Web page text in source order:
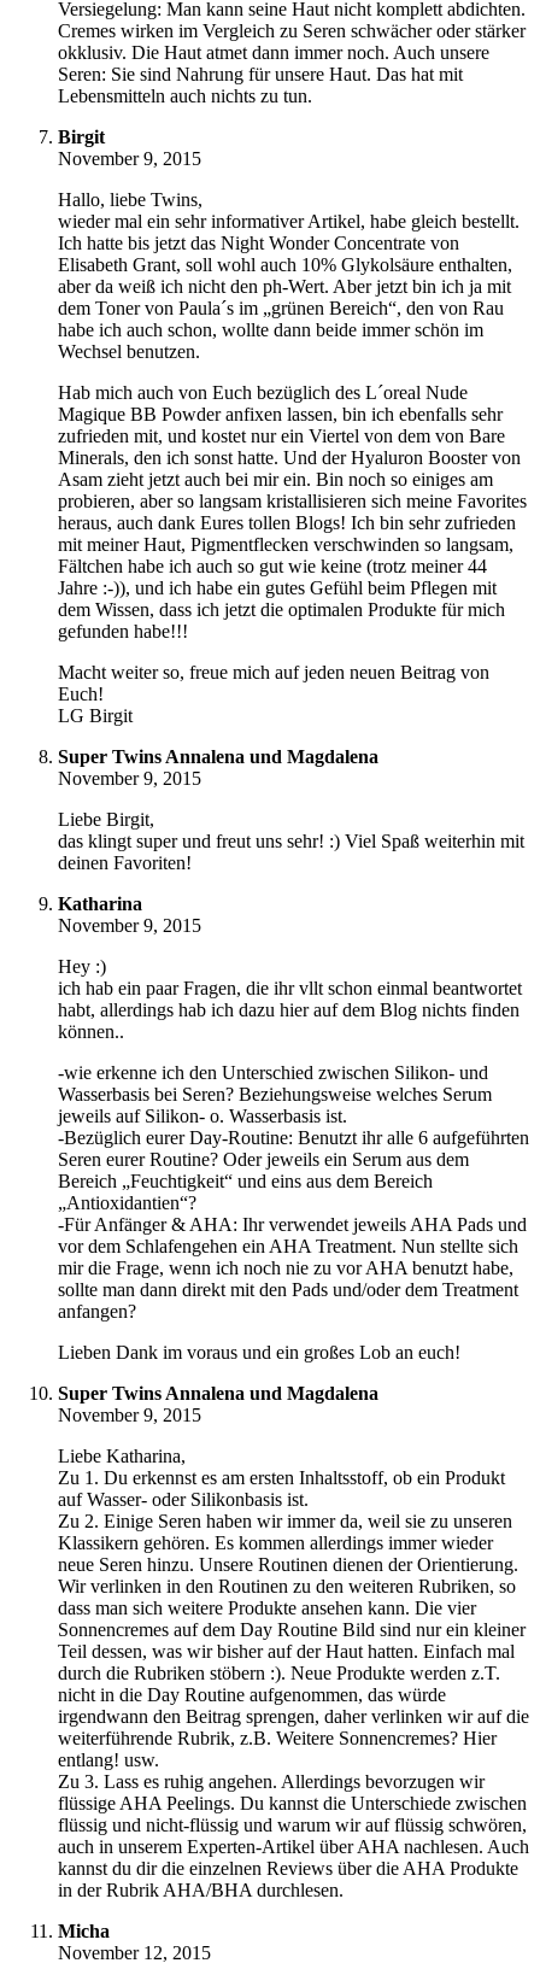
Versiegelung: Man kann seine Haut nicht komplett abdichten.
Cremes wirken im Vergleich zu Seren schwächer oder stärker
okklusiv. Die Haut atmet dann immer noch. Auch unsere
Seren: Sie sind Nahrung für unsere Haut. Das hat mit
Lebensmitteln auch nichts zu tun.
Birgit
November 9, 2015
Hallo, liebe Twins,
wieder mal ein sehr informativer Artikel, habe gleich bestellt.
Ich hatte bis jetzt das Night Wonder Concentrate von
Elisabeth Grant, soll wohl auch 10% Glykolsäure enthalten,
aber da weiß ich nicht den ph-Wert. Aber jetzt bin ich ja mit
dem Toner von Paula´s im „grünen Bereich“, den von Rau
habe ich auch schon, wollte dann beide immer schön im
Wechsel benutzen.
Hab mich auch von Euch bezüglich des L´oreal Nude
Magique BB Powder anfixen lassen, bin ich ebenfalls sehr
zufrieden mit, und kostet nur ein Viertel von dem von Bare
Minerals, den ich sonst hatte. Und der Hyaluron Booster von
Asam zieht jetzt auch bei mir ein. Bin noch so einiges am
probieren, aber so langsam kristallisieren sich meine Favorites
heraus, auch dank Eures tollen Blogs! Ich bin sehr zufrieden
mit meiner Haut, Pigmentflecken verschwinden so langsam,
Fältchen habe ich auch so gut wie keine (trotz meiner 44
Jahre :-)), und ich habe ein gutes Gefühl beim Pflegen mit
dem Wissen, dass ich jetzt die optimalen Produkte für mich
gefunden habe!!!
Macht weiter so, freue mich auf jeden neuen Beitrag von
Euch!
LG Birgit
Super Twins Annalena und Magdalena
November 9, 2015
Liebe Birgit,
das klingt super und freut uns sehr! :) Viel Spaß weiterhin mit
deinen Favoriten!
Katharina
November 9, 2015
Hey :)
ich hab ein paar Fragen, die ihr vllt schon einmal beantwortet
habt, allerdings hab ich dazu hier auf dem Blog nichts finden
können..
-wie erkenne ich den Unterschied zwischen Silikon- und
Wasserbasis bei Seren? Beziehungsweise welches Serum
jeweils auf Silikon- o. Wasserbasis ist.
-Bezüglich eurer Day-Routine: Benutzt ihr alle 6 aufgeführten
Seren eurer Routine? Oder jeweils ein Serum aus dem
Bereich „Feuchtigkeit“ und eins aus dem Bereich
„Antioxidantien“?
-Für Anfänger & AHA: Ihr verwendet jeweils AHA Pads und
vor dem Schlafengehen ein AHA Treatment. Nun stellte sich
mir die Frage, wenn ich noch nie zu vor AHA benutzt habe,
sollte man dann direkt mit den Pads und/oder dem Treatment
anfangen?
Lieben Dank im voraus und ein großes Lob an euch!
Super Twins Annalena und Magdalena
November 9, 2015
Liebe Katharina,
Zu 1. Du erkennst es am ersten Inhaltsstoff, ob ein Produkt
auf Wasser- oder Silikonbasis ist.
Zu 2. Einige Seren haben wir immer da, weil sie zu unseren
Klassikern gehören. Es kommen allerdings immer wieder
neue Seren hinzu. Unsere Routinen dienen der Orientierung.
Wir verlinken in den Routinen zu den weiteren Rubriken, so
dass man sich weitere Produkte ansehen kann. Die vier
Sonnencremes auf dem Day Routine Bild sind nur ein kleiner
Teil dessen, was wir bisher auf der Haut hatten. Einfach mal
durch die Rubriken stöbern :). Neue Produkte werden z.T.
nicht in die Day Routine aufgenommen, das würde
irgendwann den Beitrag sprengen, daher verlinken wir auf die
weiterführende Rubrik, z.B. Weitere Sonnencremes? Hier
entlang! usw.
Zu 3. Lass es ruhig angehen. Allerdings bevorzugen wir
flüssige AHA Peelings. Du kannst die Unterschiede zwischen
flüssig und nicht-flüssig und warum wir auf flüssig schwören,
auch in unserem Experten-Artikel über AHA nachlesen. Auch
kannst du dir die einzelnen Reviews über die AHA Produkte
in der Rubrik AHA/BHA durchlesen.
Micha
November 12, 2015